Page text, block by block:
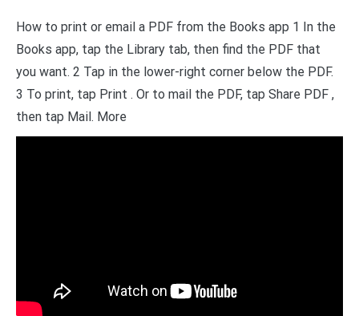
How to print or email a PDF from the Books app 1 In the
Books app, tap the Library tab, then find the PDF that
you want. 2 Tap in the lower-right corner below the PDF.
3 To print, tap Print . Or to mail the PDF, tap Share PDF ,
then tap Mail. More